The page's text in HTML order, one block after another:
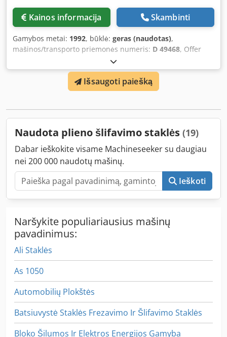
Kainos informacija Skambinti
Gamybos metai: 1992, būklė: geras (naudotas),
mašinos/transporto priemonės numeris: D 49468, Offer
18014 Technical Data: - Grinding wheel diameter approx.
125 mm - 2 wheel speeds: 1450 / 2200 rpm Dkodpfok Rartjx
Acmor - Right and left rotation - Tiltable, fixed support
table ATF: 340 x 150 mm - Support table tiltable from -5° to
Išsaugoti paiešką
Naudota plieno šlifavimo staklės (19)
Dabar ieškokite visame Machineseeker su daugiau
nei 200 000 naudotų mašinų.
Ieškoti
Naršykite populiariausius mašinų
pavadinimus:
Ali Staklės
As 1050
Automobilių Plokštės
Batsiuvystė Staklės Frezavimo Ir Šlifavimo Staklės
Bloko Šilumos Ir Elektros Energijos Gamyba